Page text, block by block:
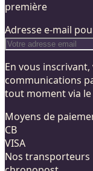
première
Adresse e-mail
En vous
communications
tout moment via
Moyens de
CB
VISA
Nos transporteurs